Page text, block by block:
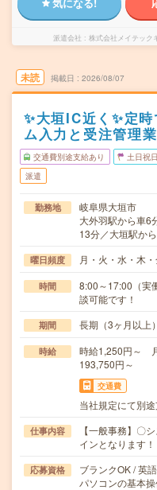
派遣会社 株式会社メイテッ
未読 掲載日 2026/08/07
✨大垣IC近く✨定
ム入力と受注管理
交通費別途支給あり 土日祝
派遣
勤務地
岐阜県大垣市
大外羽駅から車6
13分／大垣駅か
曜日頻度 月・火・水・木
時間
8:00～17:00（実
談可能です！
期間 長期（3ヶ月以上）
時給
時給1,250円～
193,750円～
交通費
当社規定にて別
仕事内容
【一般事務】〇
インとなります
応募資格
ブランクOK / 英
パソコンの基本